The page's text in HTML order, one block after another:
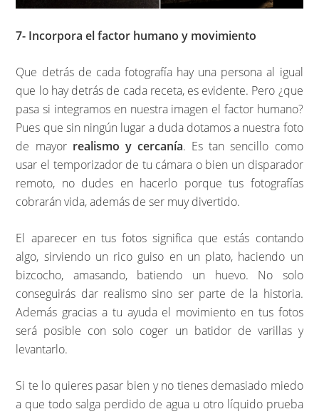
7- Incorpora el factor humano y movimiento
Que detrás de cada fotografía hay una persona al igual
que lo hay detrás de cada receta, es evidente. Pero ¿que
pasa si integramos en nuestra imagen el factor humano?
Pues que sin ningún lugar a duda dotamos a nuestra foto
de mayor realismo y cercanía. Es tan sencillo como
usar el temporizador de tu cámara o bien un disparador
remoto, no dudes en hacerlo porque tus fotografías
cobrarán vida, además de ser muy divertido.
El aparecer en tus fotos significa que estás contando
algo, sirviendo un rico guiso en un plato, haciendo un
bizcocho, amasando, batiendo un huevo. No solo
conseguirás dar realismo sino ser parte de la historia.
Además gracias a tu ayuda el movimiento en tus fotos
será posible con solo coger un batidor de varillas y
levantarlo.
Si te lo quieres pasar bien y no tienes demasiado miedo
a que todo salga perdido de agua u otro líquido prueba